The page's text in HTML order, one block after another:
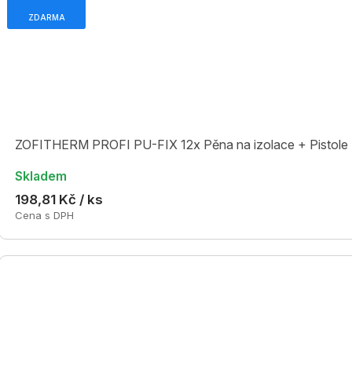
ZDARMA
ZOFITHERM PROFI PU-FIX 12x Pěna na izolace +
Skladem
198,81 Kč / ks
Cena s DPH